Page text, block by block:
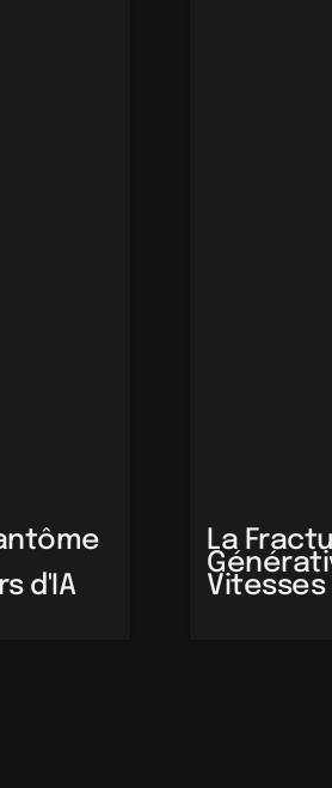
d'IA
La
Vitesses